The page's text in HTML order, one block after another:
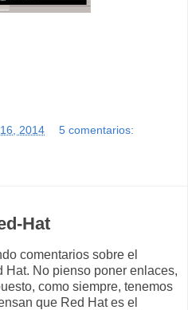
2014 5 comentarios:
Hat
comentarios sobre el
Hat. No pienso poner enlaces,
como siempre, tenemos
que Red Hat es el